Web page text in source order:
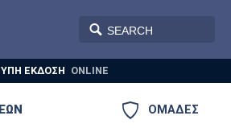
ΕΚΔΟΣΗ ONLINE
ΟΜΑΔΕΣ